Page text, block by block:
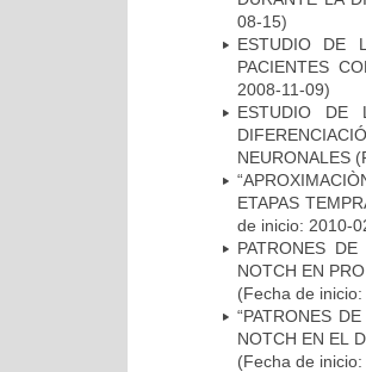
08-15)
ESTUDIO DE
PACIENTES
2008-11-09)
ESTUDIO DE
NEURONALES
ETAPAS
de inicio: 2010-
PATRONES
NOTCH EN
(Fecha de
“PATRONES
NOTCH EN EL
(Fecha de